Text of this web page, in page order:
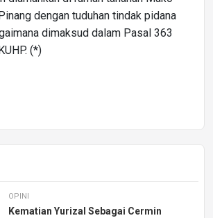
dengan tuduhan tindak pidana
dimaksud dalam Pasal 363
(*)
OPINI
Kematian Yurizal Sebagai Cermin